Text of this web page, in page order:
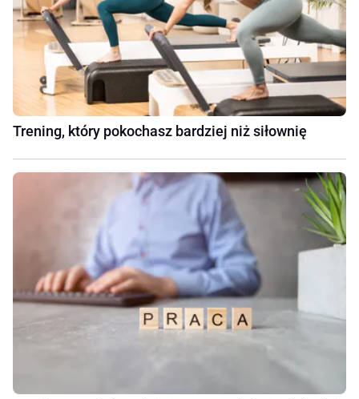
Trening, który pokochasz bardziej niż siłownię